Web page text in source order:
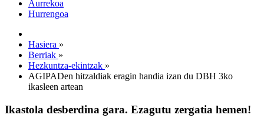
Aurrekoa
Hurrengoa
Hasiera »
Berriak »
Hezkuntza-ekintzak »
AGIPADen hitzaldiak eragin handia izan du DBH 3ko
ikasleen artean
Ikastola desberdina gara. Ezagutu zergatia hemen!